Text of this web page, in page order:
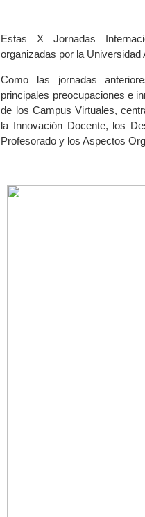
Estas X Jornadas
organizadas por la
Como las jornadas
principales preocupaciones e
de los Campus Virtuales,
la Innovación Docente, los
Profesorado y los Aspectos